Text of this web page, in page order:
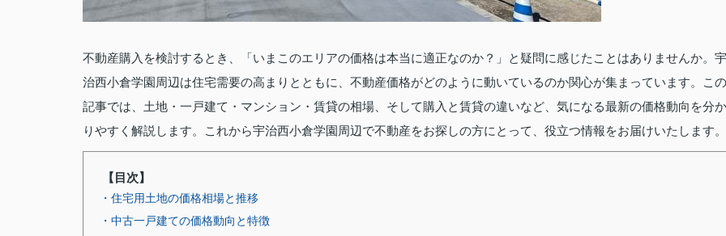
不動産購入を検討するとき、「いまこのエリアの価格は本当に適正なのか？」と疑問に感じたことはありませんか。宇
治西小倉学園周辺は住宅需要の高まりとともに、不動産価格がどのように動いているのか関心が集まっています。この
記事では、土地・一戸建て・マンション・賃貸の相場、そして購入と賃貸の違いなど、気になる最新の価格動向を分か
りやすく解説します。これから宇治西小倉学園周辺で不動産をお探しの方にとって、役立つ情報をお届けいたします。
【目次】
・住宅用土地の価格相場と推移
・中古一戸建ての価格動向と特徴